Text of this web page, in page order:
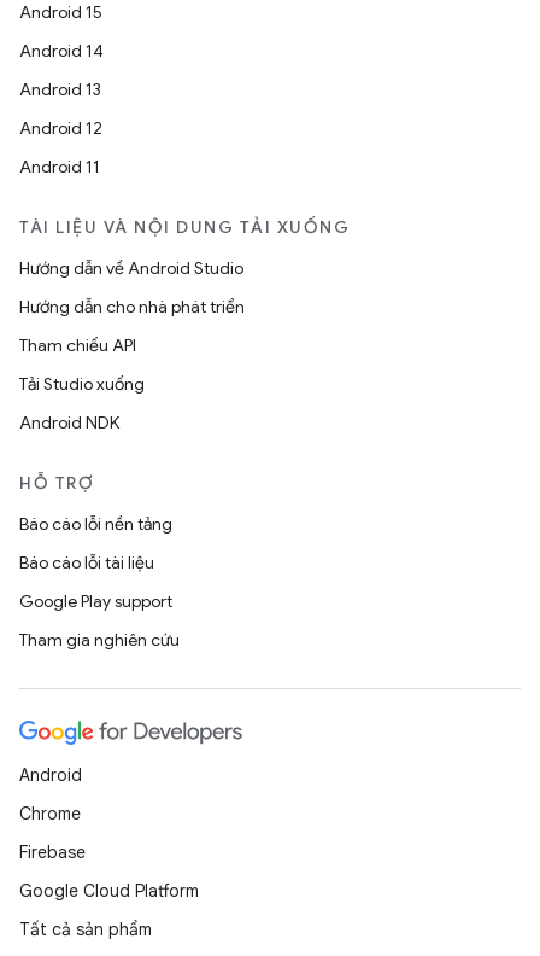
Android 15
Android 14
Android 13
Android 12
Android 11
TÀI LIỆU VÀ NỘI DUNG TẢI XUỐNG
Hướng dẫn về Android Studio
Hướng dẫn cho nhà phát triển
Tham chiếu API
Tải Studio xuống
Android NDK
HỖ TRỢ
Báo cáo lỗi nền tảng
Báo cáo lỗi tài liệu
Google Play support
Tham gia nghiên cứu
Android
Chrome
Firebase
Google Cloud Platform
Tất cả sản phẩm